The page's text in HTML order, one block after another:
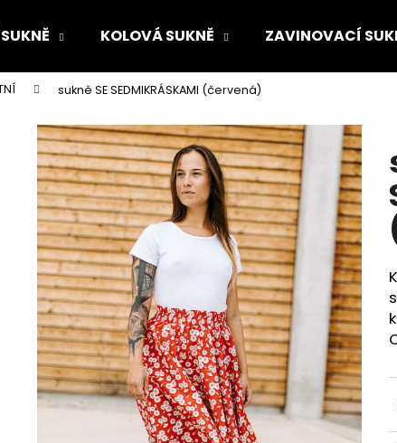
KOLOVÁ SUKNĚ ZAVINOVACÍ
sukně SE SEDMIKRÁSKAMI (červená)
Co potřebujete najít?
HLEDAT
Doporučujeme
ZAVINOVACÍ SUKNĚ DROBNÉ KVĚTY
850 Kč